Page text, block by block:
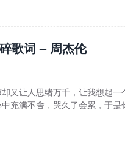
歌词 – 周杰伦
又让人思绪万千，让我想起
充满不舍，哭久了会累，于是